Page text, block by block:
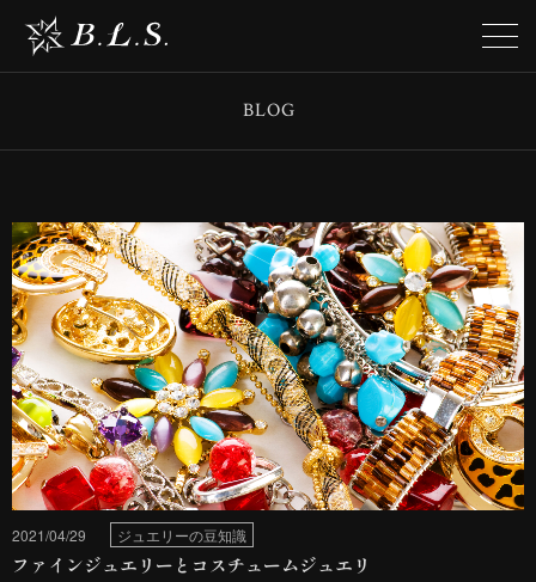
BLOG
2021/04/29 ジュエリーの豆知識
ファインジュエリーとコスチュームジュエリ